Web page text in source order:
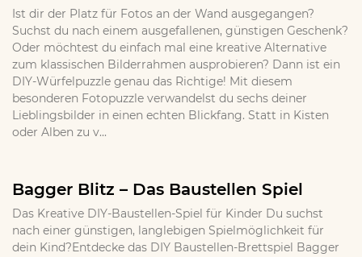
Ist dir der Platz für Fotos an der Wand ausgegangen?
Suchst du nach einem ausgefallenen, günstigen Geschenk?
Oder möchtest du einfach mal eine kreative Alternative
zum klassischen Bilderrahmen ausprobieren? Dann ist ein
DIY-Würfelpuzzle genau das Richtige! Mit diesem
besonderen Fotopuzzle verwandelst du sechs deiner
Lieblingsbilder in einen echten Blickfang. Statt in Kisten
oder Alben zu v...
Bagger Blitz – Das Baustellen Spiel
Das Kreative DIY-Baustellen-Spiel für Kinder Du suchst
nach einer günstigen, langlebigen Spielmöglichkeit für
dein Kind?Entdecke das DIY Baustellen-Brettspiel Bagger